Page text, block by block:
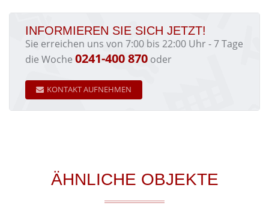
INFORMIEREN SIE SICH JETZT!
Sie erreichen uns von 7:00 bis 22:00 Uhr - 7 Tage
die Woche 0241-400 870 oder
KONTAKT AUFNEHMEN
ÄHNLICHE OBJEKTE